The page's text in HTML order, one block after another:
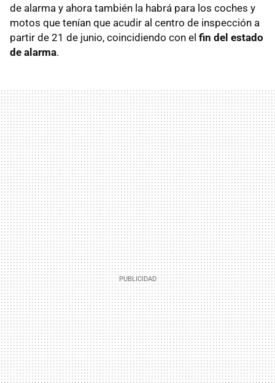
de alarma y ahora también la habrá para los coches y
motos que tenían que acudir al centro de inspección a
partir de 21 de junio, coincidiendo con el fin del estado
de alarma.